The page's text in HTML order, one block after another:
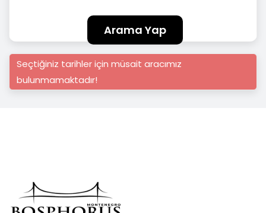
Arama Yap
Seçtiğiniz tarihler için müsait aracımız
bulunmamaktadır!